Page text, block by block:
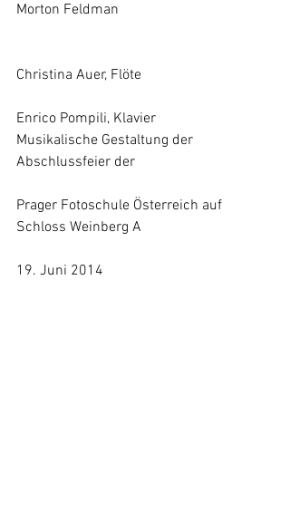
Morton Feldman
Christina Auer, Flöte
Enrico Pompili, Klavier
Musikalische Gestaltung der
Abschlussfeier der
Prager Fotoschule Österreich auf
Schloss Weinberg A
19. Juni 2014